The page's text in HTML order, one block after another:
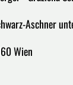
Aschner
Wien